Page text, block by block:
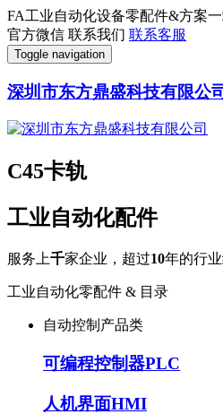
FA工业自动化设备零配件&方案一
官方微信 联系我们 联系客服
Toggle navigation
深圳市东方鼎盛科技有限公
C45卡轨
工业自动化配件
服务上千家企业，超过10年的行
工业自动化零配件 & 目录
自动控制产品类
可编程控制器PLC
人机界面HMI